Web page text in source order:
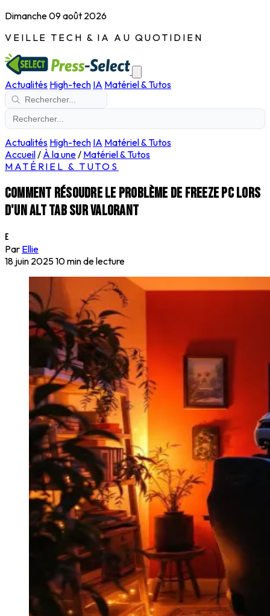
Dimanche 09 août 2026
VEILLE TECH & IA AU QUOTIDIEN
Actualités High-tech IA Matériel & Tutos
Actualités High-tech IA Matériel & Tutos
Accueil/ À la une/ Matériel & Tutos
MATÉRIEL & TUTOS
Comment résoudre le problème de freeze PC lors
d'un alt tab sur Valorant
E
Par Ellie
18 juin 202510 min de lecture